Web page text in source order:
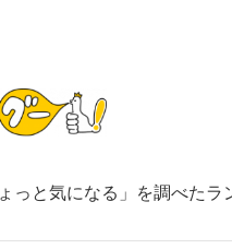
っと気になる」を調べたラ